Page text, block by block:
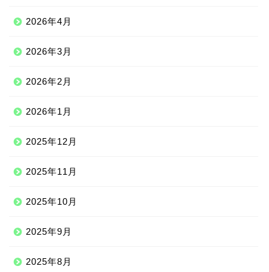
2026年4月
2026年3月
2026年2月
2026年1月
2025年12月
2025年11月
2025年10月
2025年9月
2025年8月